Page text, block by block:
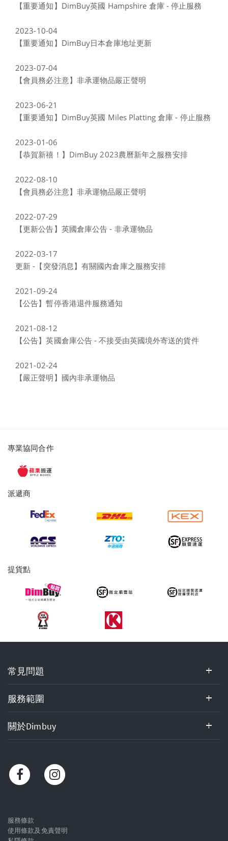
【重要通知】DimBuy英國 Hampshire 倉庫 - 停止服務
2023-10-04
【重要通知】DimBuy日本倉庫地址更新
2023-07-04
【會員務必注意】非承運物品嚴正聲明
2023-06-21
【重要通知】DimBuy英國 Miles Platting 倉庫 - 停止服務
2023-01-06
【恭賀新禧！】DimBuy 2023農曆新年之服務安排
2022-08-10
【會員務必注意】非承運物品嚴正聲明
2022-07-29
【更新公告】英國倉庫公告 - 非承運物品
2022-03-17
更新 -【突發消息】有關國內倉庫之服務安排
2021-09-24
【公告】暫停香港退件服務通知
2021-08-12
【公告】英國倉庫公告 - 不接受由英國境外寄送的貨件
2021-02-24
【嚴正聲明】國內非承運物品
派
服
及
專業協同合作
派遞商
提貨點
見
問
題,
服
務
範
於
Dimbuy,
服
務
常見問題
服務範圍
關於Dimbuy
服務條款
使用條款及免責聲明